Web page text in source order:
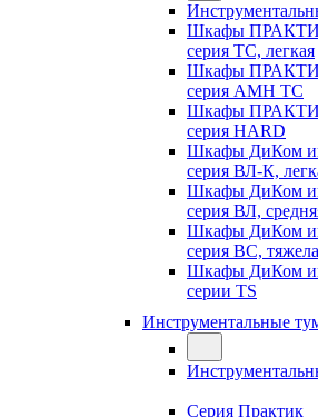
Шкафы
серия TC, легкая
Шкафы
серия AMH TC
Шкафы
серия HARD
Шкафы ДиКом
cерия ВЛ-К,
Шкафы ДиКом
серия ВЛ,
Шкафы ДиКом
серия ВС,
Шкафы ДиКом
серии TS
Инструментальные
Серия Практик